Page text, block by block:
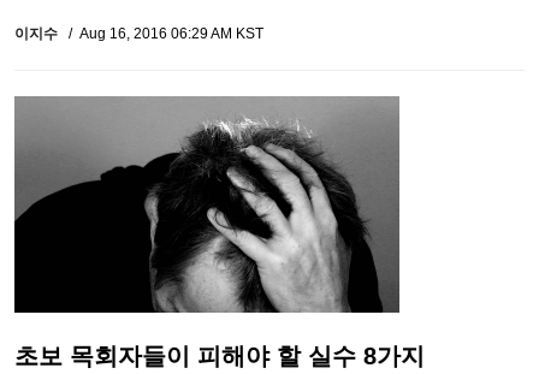
이지수 Aug 16, 2016 06:29 AM KST
초보 목회자들이 피해야 할 실수 8가지